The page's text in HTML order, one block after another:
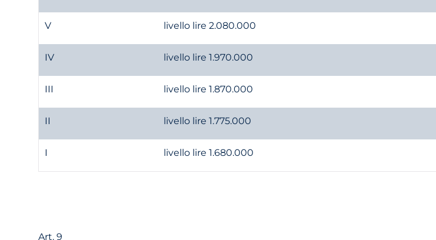
V livello lire 2.080.000
IV livello lire 1.970.000
III livello lire 1.870.000
II livello lire 1.775.000
I livello lire 1.680.000
Art. 9